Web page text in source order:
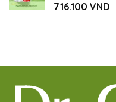
716.100 VND